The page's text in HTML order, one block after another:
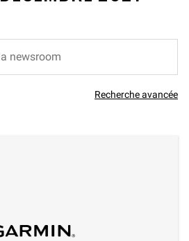
Recherche avancée